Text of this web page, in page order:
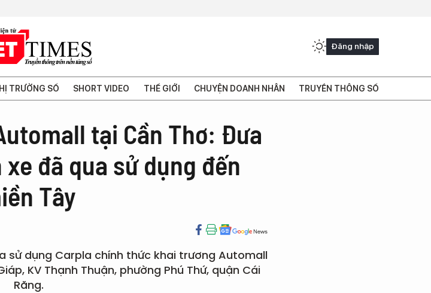
Đăng nhập
TRƯỜNG SỐ SHORT VIDEO THẾ GIỚI CHUYỆN DOANH NHÂN TRUYỀN THÔNG SỐ
tại Cần Thơ: Đưa
đã qua sử dụng đến
Tây
sử dụng Carpla chính thức khai trương Automall
KV Thạnh Thuận, phường Phú Thứ, quận Cái
Răng.